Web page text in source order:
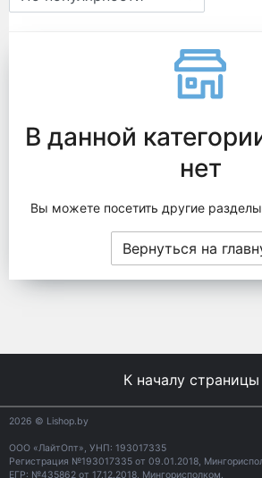
В данной
нет
Вы можете посетить другие
Вернуться на
К началу страницы
2026 © Lishop.by
ООО «ЛайтОпт», УНП: 193017335
Регистрация №193017335 от 09.01.2018,
ЕГР: №435862 от 17.12.2018, Мингорисполком.